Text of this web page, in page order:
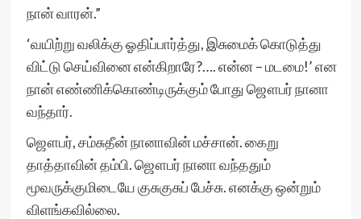
நான் வாரன்.”
‘வயிற்று வலிக்கு ஓதிப்பார்த்து, இசுமைக் கொடுத்து
விட்டு செய்வினை என்கிறாரே?…. என்ன – மடமை!’ என
நான் எண்ணிக்கொண்டிருக்கும் போது ஜௌபர் நானா
வந்தார்.
ஜௌபர், சம்சுதீன் நானாவின் மச்சான். கைறு
தாத்தாவின் தம்பி. ஜௌபர் நானா வந்ததும்
மூவருக்குமிடையே குசுகுசுப் பேச்சு. எனக்கு ஒன்றும்
விளங்கவில்லை.